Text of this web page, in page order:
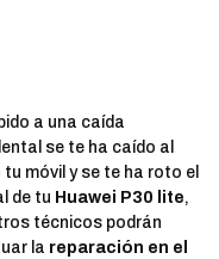
a una caída
se te ha caído al
tu móvil y se te ha roto el
de tu Huawei P30 lite,
técnicos podrán
la reparación en el